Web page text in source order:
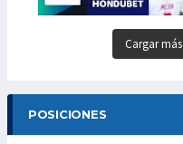
Cargar más
POSICIONES